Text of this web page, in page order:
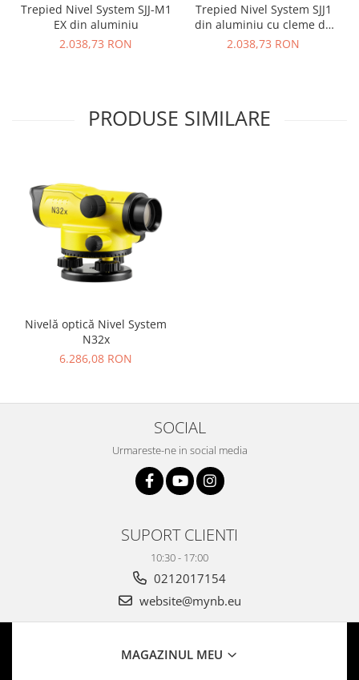
Trepied Nivel System SJJ-M1
EX din aluminiu
2.038,73 RON
Trepied Nivel System SJJ1
din aluminiu cu cleme de
blocare și baza de prindere
2.038,73 RON
PRODUSE SIMILARE
Nivelă optică Nivel System
N32x
6.286,08 RON
SOCIAL
Urmareste-ne in social media
SUPORT CLIENTI
10:30 - 17:00
0212017154
website@mynb.eu
MAGAZINUL MEU